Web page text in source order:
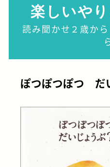
楽しいや
読み聞かせ２歳か
ぽつぽつぽつ だ